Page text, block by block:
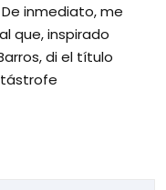
inmediato, me
que, inspirado
di el título